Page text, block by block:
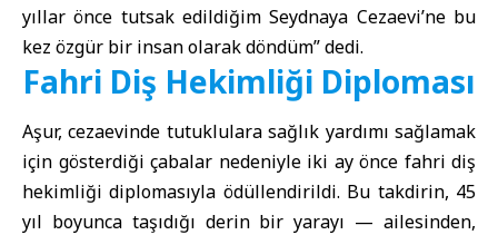
yıllar önce tutsak edildiğim Seydnaya Cezaevi’ne bu
kez özgür bir insan olarak döndüm” dedi.
Fahri Diş Hekimliği Diploması
Aşur, cezaevinde tutuklulara sağlık yardımı sağlamak
için gösterdiği çabalar nedeniyle iki ay önce fahri diş
hekimliği diplomasıyla ödüllendirildi. Bu takdirin, 45
yıl boyunca taşıdığı derin bir yarayı — ailesinden,